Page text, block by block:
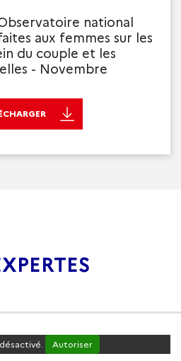
national
aux femmes sur les
du couple et les
- Novembre
Autoriser